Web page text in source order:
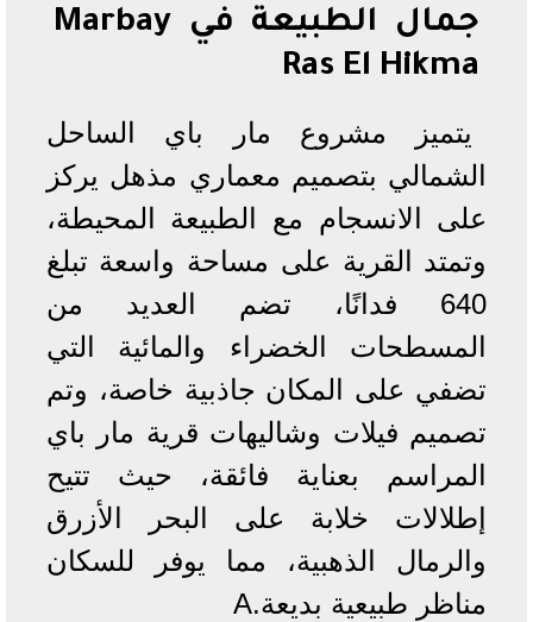
جمال الطبيعة في Marbay
Ras El Hikma
يتميز مشروع مار باي الساحل
الشمالي بتصميم معماري مذهل يركز
على الانسجام مع الطبيعة المحيطة،
وتمتد القرية على مساحة واسعة تبلغ
640 فدانًا، تضم العديد من
المسطحات الخضراء والمائية التي
تضفي على المكان جاذبية خاصة، وتم
تصميم فيلات وشاليهات قرية مار باي
المراسم بعناية فائقة، حيث تتيح
إطلالات خلابة على البحر الأزرق
والرمال الذهبية، مما يوفر للسكان
مناظر طبيعية بديعة.A